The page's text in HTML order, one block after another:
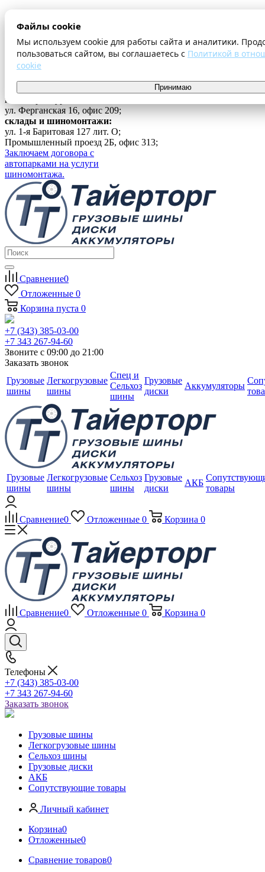
Файлы cookie
Мы используем cookie для работы сайта и аналитики.
пользоваться сайтом, вы соглашаетесь с Политикой в
cookie
Принимаю
Оплата и доставка
Шиномонтаж
Контакты
...
г. Екатеринбург
ул. Ферганская 16, офис 209;
склады и шиномонтажи:
ул. 1-я Баритовая 127 лит. О;
Промышленный проезд 2Б, офис 313;
Заключаем договора с
автопарками на услуги
шиномонтажа.
Сравнение0
Отложенные 0
Корзина пуста 0
+7 (343) 385-03-00
+7 343 267-94-60
Звоните с 09:00 до 21:00
Заказать звонок
Грузовые
шины
Легкогрузовые
шины
Спец и
Сельхоз
шины
Грузовые
диски
Аккумуляторы
Грузовые
шины
Легкогрузовые
шины
Сельхоз
шины
Грузовые
диски
АКБ
товары
Сравнение0 Отложенные 0 Корзина 0
Сравнение0 Отложенные 0 Корзина 0
Телефоны
+7 (343) 385-03-00
+7 343 267-94-60
Заказать звонок
Грузовые шины
Легкогрузовые шины
Сельхоз шины
Грузовые диски
АКБ
Сопутствующие товары
Личный кабинет
Корзина0
Отложенные0
Сравнение товаров0